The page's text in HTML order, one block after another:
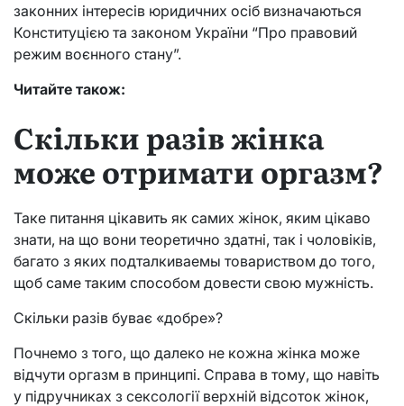
законних інтересів юридичних осіб визначаються
Конституцією та законом України “Про правовий
режим воєнного стану”.
Читайте також:
Скільки разів жінка
може отримати оргазм?
Таке питання цікавить як самих жінок, яким цікаво
знати, на що вони теоретично здатні, так і чоловіків,
багато з яких подталкиваемы товариством до того,
щоб саме таким способом довести свою мужність.
Скільки разів буває «добре»?
Почнемо з того, що далеко не кожна жінка може
відчути оргазм в принципі. Справа в тому, що навіть
у підручниках з сексології верхній відсоток жінок,